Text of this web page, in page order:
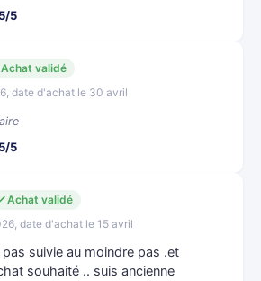
5/5
Achat validé
date d'achat le 30 avril
5/5
Achat validé
date d'achat le 15 avril
suivie au moindre pas .et
souhaité .. suis ancienne